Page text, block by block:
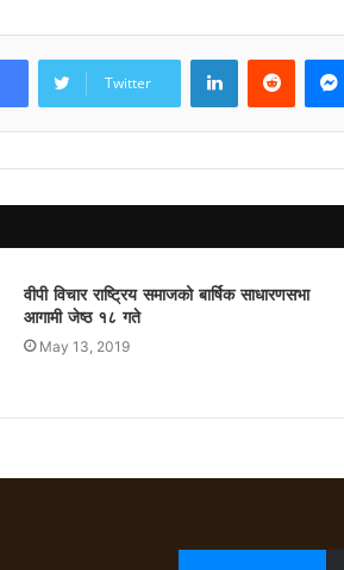
Twitter
LinkedInReddit
वीपी विचार राष्ट्रिय समाजको बार्षिक साधारणसभा
आगामी जेष्ठ १८ गते
May 13, 2019